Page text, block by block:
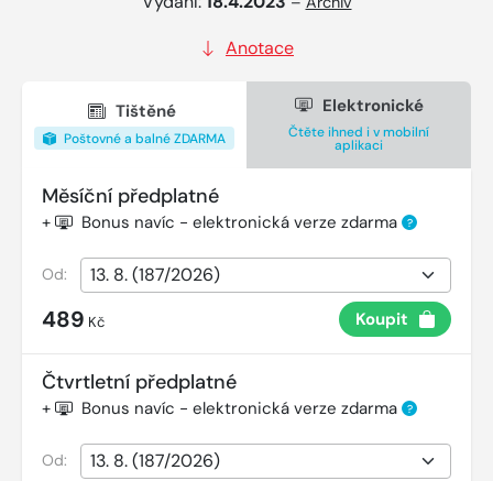
Anotace
Tištěné
Poštovné a balné ZDARMA
Elektronické
Čtěte ihned i v mobilní
aplikaci
Měsíční předplatné
+ Bonus navíc - elektronická verze zdarma ?
Od:
489 Kč Koupit
Čtvrtletní předplatné
+ Bonus navíc - elektronická verze zdarma ?
Od: